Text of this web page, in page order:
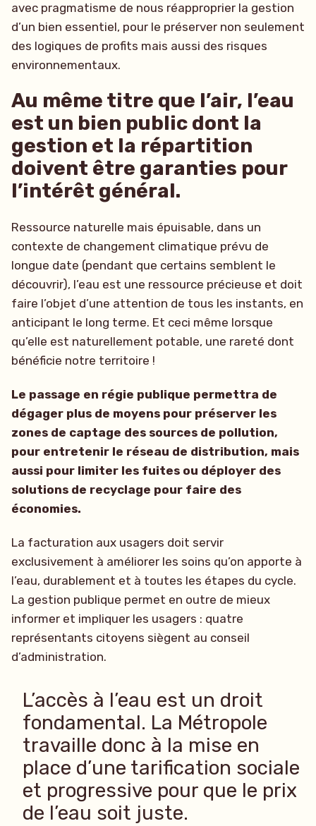
avec pragmatisme de nous réapproprier la gestion
d’un bien essentiel, pour le préserver non seulement
des logiques de profits mais aussi des risques
environnementaux.
Au même titre que l’air, l’eau
est un bien public dont la
gestion et la répartition
doivent être garanties pour
l’intérêt général.
Ressource naturelle mais épuisable, dans un
contexte de changement climatique prévu de
longue date (pendant que certains semblent le
découvrir), l’eau est une ressource précieuse et doit
faire l’objet d’une attention de tous les instants, en
anticipant le long terme. Et ceci même lorsque
qu’elle est naturellement potable, une rareté dont
bénéficie notre territoire !
Le passage en régie publique permettra de
dégager plus de moyens pour préserver les
zones de captage des sources de pollution,
pour entretenir le réseau de distribution, mais
aussi pour limiter les fuites ou déployer des
solutions de recyclage pour faire des
économies.
La facturation aux usagers doit servir
exclusivement à améliorer les soins qu’on apporte à
l’eau, durablement et à toutes les étapes du cycle.
La gestion publique permet en outre de mieux
informer et impliquer les usagers : quatre
représentants citoyens siègent au conseil
d’administration.
L’accès à l’eau est un droit
fondamental. La Métropole
travaille donc à la mise en
place d’une tarification sociale
et progressive pour que le prix
de l’eau soit juste.